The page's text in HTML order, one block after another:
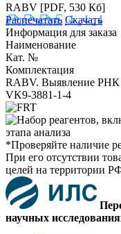
RABV [PDF, 530 Кб]
Распечатать Скачать
Информация для заказа
Наименование
Кат. №
Комплектация
RABV. Выявление РНК
VK9-3881-1-4
*Проверяйте наличие
При его отсутствии
целей на территории
научных